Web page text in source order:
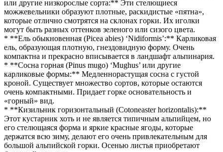
или другие низкорослые сорта:** Эти стелющиеся
можжевельники образуют плотные, раскидистые «пятна»,
которые отлично смотрятся на склонах горки. Их иголки
могут быть разных оттенков зеленого или сизого цвета.
* **Ель обыкновенная (Picea abies) ‘Nidiformis’:** Карликовая
ель, образующая плотную, гнездовидную форму. Очень
компактна и прекрасно вписывается в ландшафт альпинария.
* **Сосна горная (Pinus mugo) ‘Mughus’ или другие
карликовые формы:** Медленнорастущая сосна с густой
кроной. Существует множество сортов, которые остаются
очень компактными. Придает горке основательность и
«горный» вид.
* **Кизильник горизонтальный (Cotoneaster horizontalis):**
Этот кустарник хоть и не является типичным альпийцем, но
его стелющаяся форма и яркие красные ягоды, которые
держатся всю зиму, делают его очень привлекательным для
большой альпийской горки. Осенью листья приобретают